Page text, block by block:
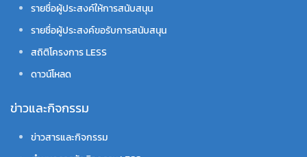
รายชื่อผู้ประสงค์ให้การสนับสนุน
รายชื่อผู้ประสงค์ขอรับการสนับสนุน
สถิติโครงการ LESS
ดาวน์โหลด
ข่าวและกิจกรรม
ข่าวสารและกิจกรรม